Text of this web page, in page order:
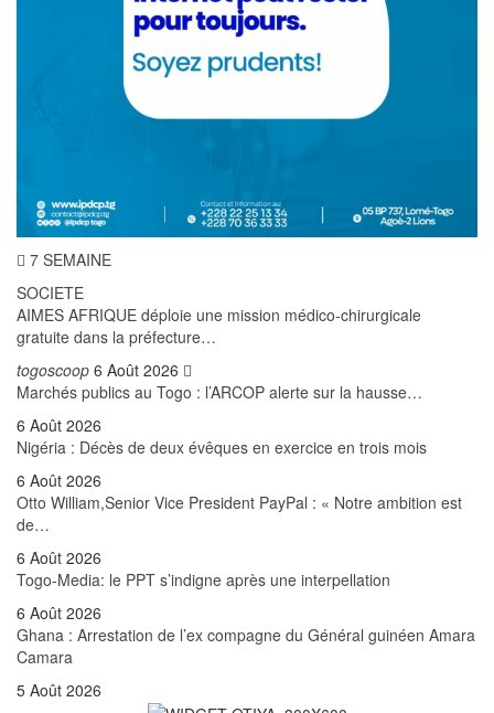
7 SEMAINE
SOCIETE
AIMES AFRIQUE déploie une mission médico-chirurgicale
gratuite dans la préfecture…
togoscoop 6 Août 2026
Marchés publics au Togo : l’ARCOP alerte sur la hausse…
6 Août 2026
Nigéria : Décès de deux évêques en exercice en trois mois
6 Août 2026
Otto William,Senior Vice President PayPal : « Notre ambition est
de…
6 Août 2026
Togo-Media: le PPT s’indigne après une interpellation
6 Août 2026
Ghana : Arrestation de l’ex compagne du Général guinéen Amara
Camara
5 Août 2026